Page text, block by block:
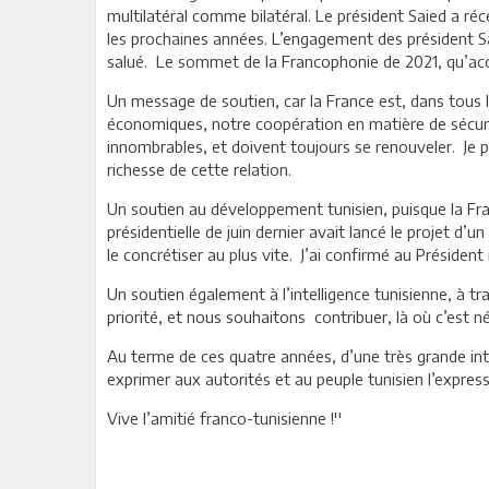
multilatéral comme bilatéral. Le président Saied a
les prochaines années. L’engagement des
salué. Le sommet de la Francophonie de 2021,
Un message de soutien, car la France est, dans
économiques, notre coopération en matière de
innombrables, et doivent toujours se renouveler. Je
richesse de cette relation.
Un soutien au développement tunisien, puisque la
présidentielle de juin dernier avait lancé le projet
le concrétiser au plus vite. J’ai confirmé au
Un soutien également à l’intelligence tunisienne, à
priorité, et nous souhaitons contribuer, là où c’est
Au terme de ces quatre années, d’une très grande
exprimer aux autorités et au peuple tunisien
Vive l’amitié franco-tunisienne !''